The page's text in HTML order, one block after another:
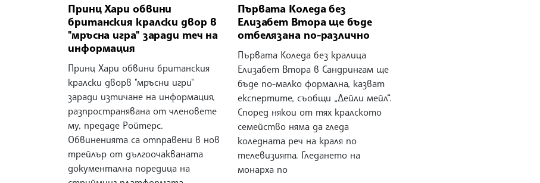
Принц Хари обвини
британския кралски двор в
"мръсна игра" заради теч на
информация
Принц Хари обвини британския
кралски дворв "мръсни игри"
заради изтичане на информация,
разпространявана от членовете
му, предаде Ройтерс.
Обвиненията са отправени в нов
трейлър от дългоочакваната
документална поредица на
Първата Коледа без
Елизабет Втора ще бъде
отбелязана по-различно
Първата Коледа без кралица
Елизабет Втора в Сандрингам ще
бъде по-малко формална, казват
експертите, съобщи „Дейли мейл“.
Според някои от тях кралското
семейство няма да гледа
коледната реч на краля по
телевизията. Гледането на
монарха по